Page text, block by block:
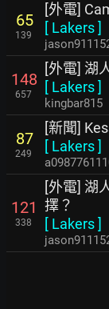
65
139
[外電]
[ Lakers]
148
657
[外電] 湖
[ Lakers]
kingbar815
87
249
[新聞]
[ Lakers]
121
338
[外電] 湖
擇？
[ Lakers]